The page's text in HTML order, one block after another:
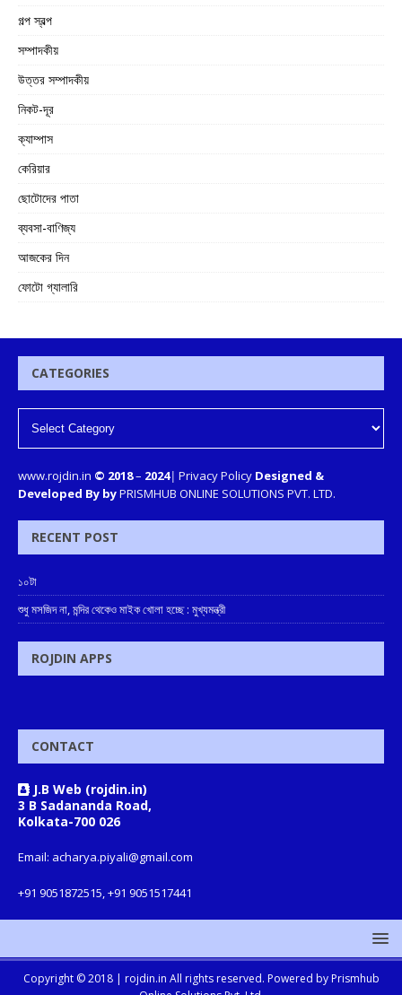
গল্প স্বল্প
সম্পাদকীয়
উত্তর সম্পাদকীয়
নিকট-দূর
ক্যাম্পাস
কেরিয়ার
ছোটোদের পাতা
ব্যবসা-বাণিজ্য
আজকের দিন
ফোটো গ্যালারি
CATEGORIES
www.rojdin.in © 2018– 2024| Privacy Policy Designed &
Developed By byPRISMHUB ONLINE SOLUTIONS PVT. LTD.
RECENT POST
১০টা
শুধু মসজিদ না, মন্দির থেকেও মাইক খোলা হচ্ছে : মুখ্যমন্ত্রী
ROJDIN APPS
CONTACT
J.B Web (rojdin.in)
3 B Sadananda Road,
Kolkata-700 026
Email: acharya.piyali@gmail.com
+91 9051872515, +91 9051517441
Copyright © 2018 | rojdin.in All rights reserved. Powered by Prismhub